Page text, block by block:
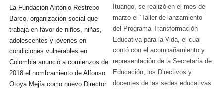
La Fundación Antonio Restrepo
Barco, organización social que
trabaja en favor de niños, niñas,
adolescentes y jóvenes en
condiciones vulnerables en
Colombia anunció a comienzos de
2018 el nombramiento de Alfonso
Otoya Mejía como nuevo Director
Ituango, se realizó en el mes de
marzo el ‘Taller de lanzamiento’
del Programa Transformación
Educativa para la Vida, el cual
contó con el acompañamiento y
representación de la Secretaría de
Educación, los Directivos y
docentes de las sedes educativas